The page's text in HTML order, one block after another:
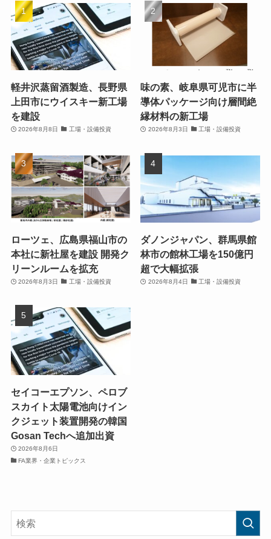
軽井沢蒸留酒製造、長野県
上田市にウイスキー新工場
を建設
2026年8月8日 工場・設備投資
味の素、岐阜県可児市に半
導体パッケージ向け層間絶
縁材料の新工場
2026年8月3日 工場・設備投資
ローツェ、広島県福山市の
本社に新社屋を建設 開発ク
リーンルームを拡充
2026年8月3日 工場・設備投資
ダノンジャパン、群馬県館
林市の館林工場を150億円
超で大幅拡張
2026年8月4日 工場・設備投資
セイコーエプソン、ペロブ
スカイト太陽電池向けイン
クジェット装置開発の韓国
Gosan Techへ追加出資
2026年8月6日
FA業界・企業トピックス